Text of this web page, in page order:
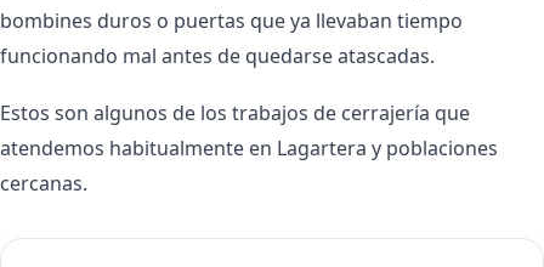
bombines duros o puertas que ya llevaban tiempo
funcionando mal antes de quedarse atascadas.
Estos son algunos de los trabajos de cerrajería que
atendemos habitualmente en Lagartera y poblaciones
cercanas.